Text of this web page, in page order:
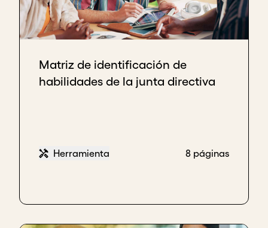
Matriz de identificación de
habilidades de la junta directiva
Herramienta 8 páginas